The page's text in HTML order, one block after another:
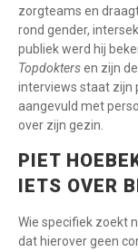
zorgteams en
rond gender,
publiek werd hij
Topdoktersen zijn
interviews staat zijn
aangevuld met
over zijn gezin.
PIET
IETS OVER
Wie specifiek zoekt
dat hierover geen